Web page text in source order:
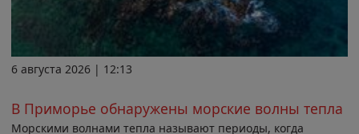
6 августа 2026 | 12:13
В Приморье обнаружены морские волны тепла
Морскими волнами тепла называют периоды, когда